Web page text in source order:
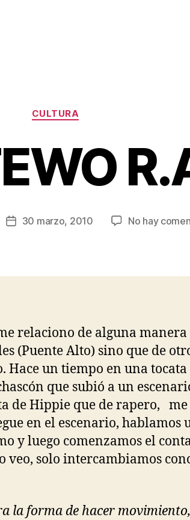
Categorías
CULTURA
Fecha30 marzo, 2010 No hay
relaciono de alguna manera
(Puente Alto) sino que de
Hace un tiempo en una tocata
que subió a un
de Hippie que de rapero, me
en el escenario, hablamos
y luego comenzamos el
veo, solo intercambiamos
la forma de hacer